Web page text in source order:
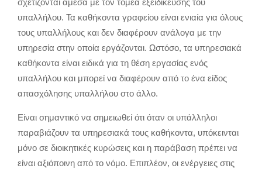
υπαλλήλου. Τα καθήκοντα γραφείου είναι ενιαία για όλους
τους υπαλλήλους και δεν διαφέρουν ανάλογα με την
υπηρεσία στην οποία εργάζονται. Ωστόσο, τα υπηρεσιακά
καθήκοντα είναι ειδικά για τη θέση εργασίας ενός
υπαλλήλου και μπορεί να διαφέρουν από το ένα είδος
απασχόλησης υπαλλήλου στο άλλο.
Είναι σημαντικό να σημειωθεί ότι όταν οι υπάλληλοι
παραβιάζουν τα υπηρεσιακά τους καθήκοντα, υπόκεινται
μόνο σε διοικητικές κυρώσεις και η παράβαση πρέπει να
είναι αξιόποινη από το νόμο. Επιπλέον, οι ενέργειες στις